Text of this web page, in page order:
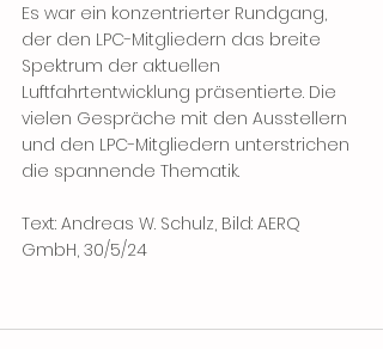
Es war ein konzentrierter Rundgang,
der den LPC-Mitgliedern das breite
Spektrum der aktuellen
Luftfahrtentwicklung präsentierte. Die
vielen Gespräche mit den Ausstellern
und den LPC-Mitgliedern unterstrichen
die spannende Thematik.
Text: Andreas W. Schulz, Bild: AERQ
GmbH, 30/5/24